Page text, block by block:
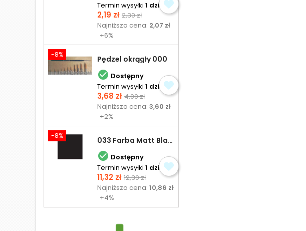
Termin wysyłki 1 dzień
Cena
2,19 zł Cena
podstawowa
2,30 zł
Najniższa cena: 2,07 zł
+6%
-8% Pędzel okrągły 000
 Dostępny
Termin wysyłki 1 dzień
Cena
3,68 zł Cena
podstawowa
4,00 zł
Najniższa cena:3,60 zł
+2%
-8% 033 Farba Matt Black - olejna
 Dostępny
Termin wysyłki 1 dzień
Cena
11,32 zł Cena
podstawowa
12,30 zł
Najniższa cena:10,86 zł
+4%